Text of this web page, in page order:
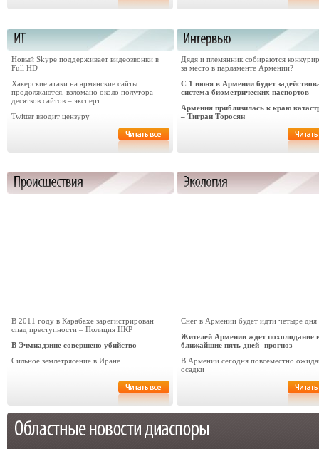
Новый Skype поддерживает видеозвонки в
Full HD
Хакерские атаки на армянские сайты
продолжаются, взломано около полутора
десятков сайтов – эксперт
Twitter вводит цензуру
Дядя и племянник собираются
за место в парламенте Армении?
С 1 июня в Армении будет
система биометрических паспортов
Армения приблизилась к краю
– Тигран Торосян
В 2011 году в Карабахе зарегистрирован
спад преступности – Полиция НКР
В Эчмиадзине совершено убийство
Сильное землетрясение в Иране
Снег в Армении будет идти четыре дня
Жителей Армении ждет похолодание
ближайшие пять дней- прогноз
В Армении сегодня повсеместно
осадки